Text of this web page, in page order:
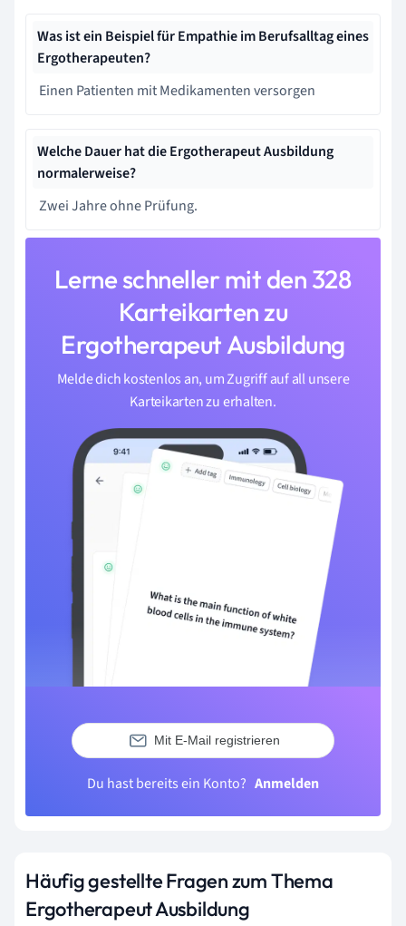
Was ist ein Beispiel für Empathie im Berufsalltag eines
Ergotherapeuten?
Einen Patienten mit Medikamenten versorgen
Welche Dauer hat die Ergotherapeut Ausbildung
normalerweise?
Zwei Jahre ohne Prüfung.
Lerne schneller mit den 328
Karteikarten zu
Ergotherapeut Ausbildung
Melde dich kostenlos an, um Zugriff auf all unsere
Karteikarten zu erhalten.
Mit E-Mail registrieren
Du hast bereits ein Konto? Anmelden
Häufig gestellte Fragen zum Thema
Ergotherapeut Ausbildung